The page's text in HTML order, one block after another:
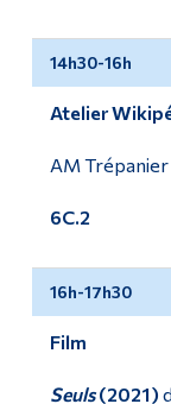
14h30-16h
Atelier
AM Trépanier
6C.2
16h-17h30
Film
Seuls(2021)